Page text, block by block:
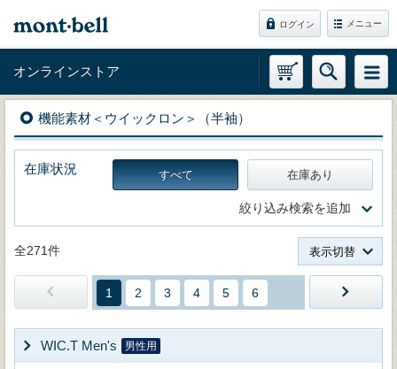
ログイン メニュー
オンラインストア
機能素材＜ウイックロン＞（半袖）
在庫状況 すべて 在庫あり
絞り込み検索を追加
全271件 表示切替
1 2 3 4 5 6
WIC.T Men's 男性用